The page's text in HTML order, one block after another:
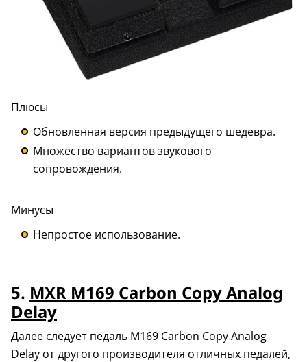
Плюсы
Обновленная версия предыдущего шедевра.
Множество вариантов звукового
сопровождения.
Минусы
Непростое использование.
5. MXR M169 Carbon Copy Analog
Delay
Далее следует педаль M169 Carbon Copy Analog
Delay от другого производителя отличных педалей,